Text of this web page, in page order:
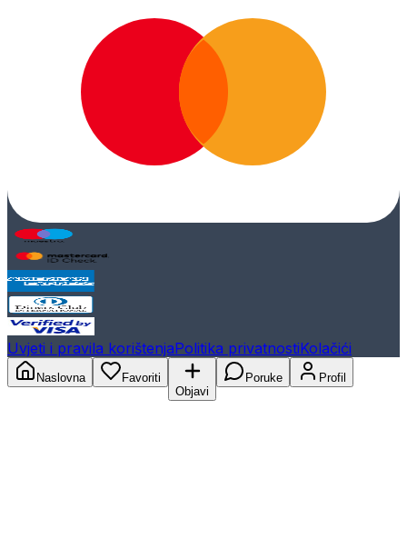
Uvjeti i pravila korištenjaPolitika privatnostiKolačići
Naslovna
Favoriti
Objavi
Poruke Profil